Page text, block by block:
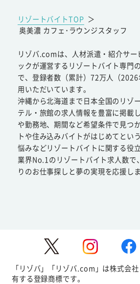
リゾートバイトTOP ＞
奥美濃 カフェ･ラウンジスタッフ
リゾバ.comは、人材派遣・紹介サー
ックが運営するリゾートバイト専門
で、登録者数（累計）72万人（
用いただいています。
沖縄から北海道まで日本全国のリゾ
テル・旅館の求人情報を豊富に掲載
や勤務地、期間など希望条件で見つ
トや住み込みバイトがはじめてとい
悩みなどリゾートバイトに関する役
業界No.1のリゾートバイト求人数で
りのお仕事探しと夢の実現を応援しま
「リゾバ」「リゾバ.com」は株式会
有する登録商標です。